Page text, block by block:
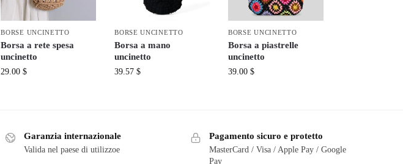
BORSE UNCINETTO
Borsa a rete spesa
uncinetto
29.00$
BORSE UNCINETTO
Borsa a mano
uncinetto
39.57$
BORSE UNCINETTO
Borsa a piastrelle
uncinetto
39.00 $
Garanzia internazionale
Valida nel paese di utilizzoe
Pagamento sicuro e protetto
MasterCard / Visa / Apple Pay / Google
Pay